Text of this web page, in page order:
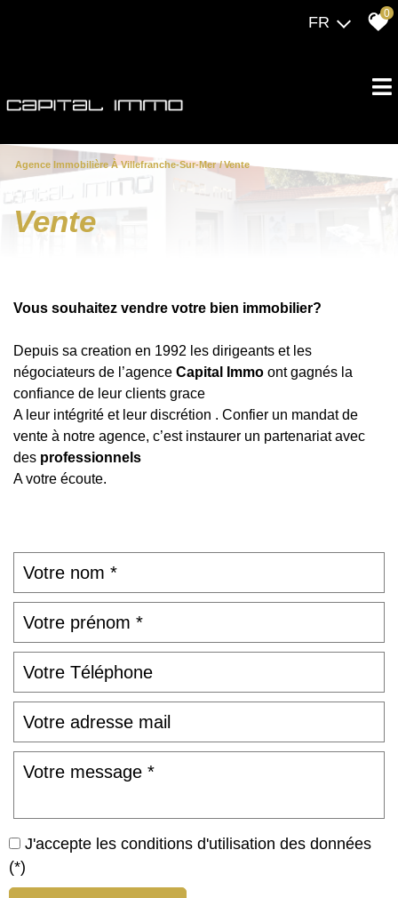
FR 0
Agence Immobilière À Villefranche-Sur-Mer Vente
vente
Vous souhaitez vendre votre bien immobilier?
Depuis sa creation en 1992 les dirigeants et les
négociateurs de l’agence Capital Immo ont gagnés la
confiance de leur clients grace
A leur intégrité et leur discrétion . Confier un mandat de
vente à notre agence, c’est instaurer un partenariat avec
des professionnels
A votre écoute.
J'accepte les conditions d'utilisation des données
(*)